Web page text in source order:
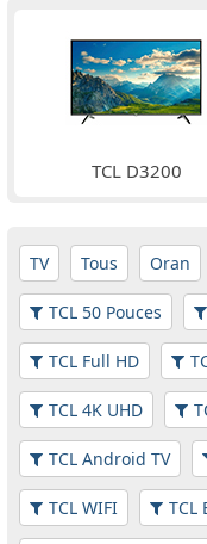
TCL D3200
TV Tous Oran
TCL 50 Pouces
TCL Full HD
TCL 4K UHD
TCL Android TV
TCL WIFI TCL